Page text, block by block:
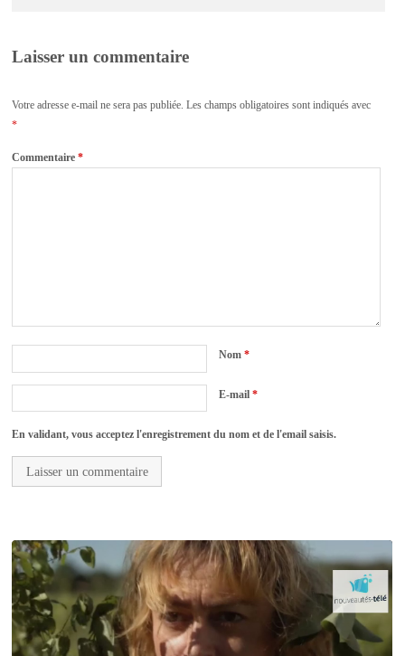
Laisser un commentaire
Votre adresse e-mail ne sera pas publiée. Les champs obligatoires sont indiqués avec
*
Commentaire*
Nom*
E-mail*
En validant, vous acceptez l'enregistrement du nom et de l'email saisis.